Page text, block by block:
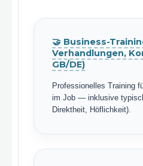
🤝 Business-
Verhandlungen,
GB/DE)
Professionelles Training
im Job — inklusive
Direktheit, Höflichkeit).